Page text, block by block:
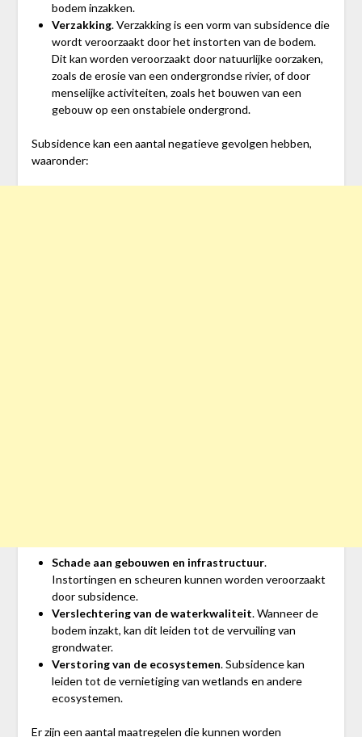
bodem inzakken.
Verzakking. Verzakking is een vorm van subsidence die
wordt veroorzaakt door het instorten van de bodem.
Dit kan worden veroorzaakt door natuurlijke oorzaken,
zoals de erosie van een ondergrondse rivier, of door
menselijke activiteiten, zoals het bouwen van een
gebouw op een onstabiele ondergrond.
Subsidence kan een aantal negatieve gevolgen hebben,
waaronder:
Schade aan gebouwen en infrastructuur.
Instortingen en scheuren kunnen worden veroorzaakt
door subsidence.
Verslechtering van de waterkwaliteit. Wanneer de
bodem inzakt, kan dit leiden tot de vervuiling van
grondwater.
Verstoring van de ecosystemen. Subsidence kan
leiden tot de vernietiging van wetlands en andere
ecosystemen.
Er zijn een aantal maatregelen die kunnen worden